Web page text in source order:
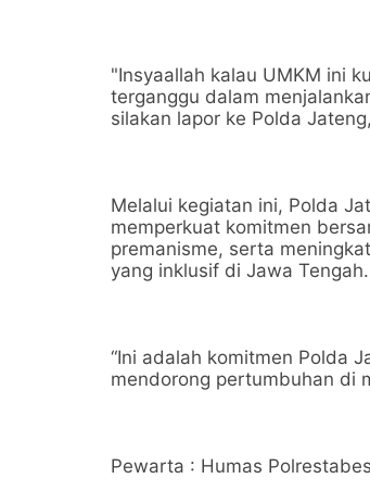
"Insyaallah kalau UMKM ini
terganggu dalam
silakan lapor ke Polda
Melalui kegiatan ini, Polda
memperkuat komitmen
premanisme, serta
yang inklusif di Jawa Tengah.
“Ini adalah komitmen Polda
mendorong pertumbuhan di
Pewarta : Humas